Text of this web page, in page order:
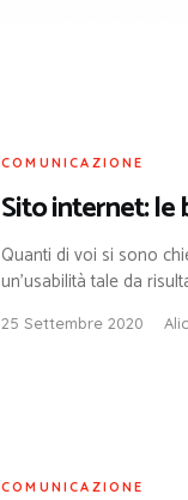
COMUNICAZIONE
Sito internet: le
Quanti di voi si sono
un’usabilità tale da
25 Settembre 2020
COMUNICAZIONE